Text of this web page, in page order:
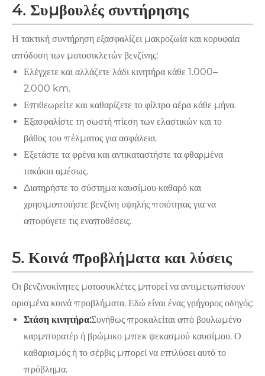
4. Συμβουλές συντήρησης
Η τακτική συντήρηση εξασφαλίζει μακροζωία και κορυφαία
απόδοση των μοτοσικλετών βενζίνης:
Ελέγχετε και αλλάζετε λάδι κινητήρα κάθε 1.000–
2.000 km.
Επιθεωρείτε και καθαρίζετε το φίλτρο αέρα κάθε μήνα.
Εξασφαλίστε τη σωστή πίεση των ελαστικών και το
βάθος του πέλματος για ασφάλεια.
Εξετάστε τα φρένα και αντικαταστήστε τα φθαρμένα
τακάκια αμέσως.
Διατηρήστε το σύστημα καυσίμου καθαρό και
χρησιμοποιήστε βενζίνη υψηλής ποιότητας για να
αποφύγετε τις εναποθέσεις.
5. Κοινά προβλήματα και λύσεις
Οι βενζινοκίνητες μοτοσυκλέτες μπορεί να αντιμετωπίσουν
ορισμένα κοινά προβλήματα. Εδώ είναι ένας γρήγορος οδηγός:
Στάση κινητήρα:Συνήθως προκαλείται από βουλωμένο
καρμπυρατέρ ή βρώμικο μπεκ ψεκασμού καυσίμου. Ο
καθαρισμός ή το σέρβις μπορεί να επιλύσει αυτό το
πρόβλημα.